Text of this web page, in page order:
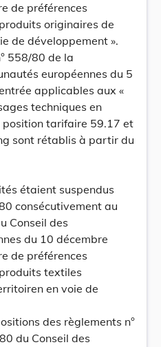
de préférences
originaires de
de développement ».
558/80 de la
européennes du 5
applicables aux «
techniques en
tarifaire 59.17 et
sont rétablis à partir du
étaient suspendus
consécutivement au
Conseil des
du 10 décembre
de préférences
textiles
en voie de
des règlements n°
du Conseil des